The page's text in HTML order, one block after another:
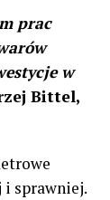
prac
w
Bittel,
i sprawniej.